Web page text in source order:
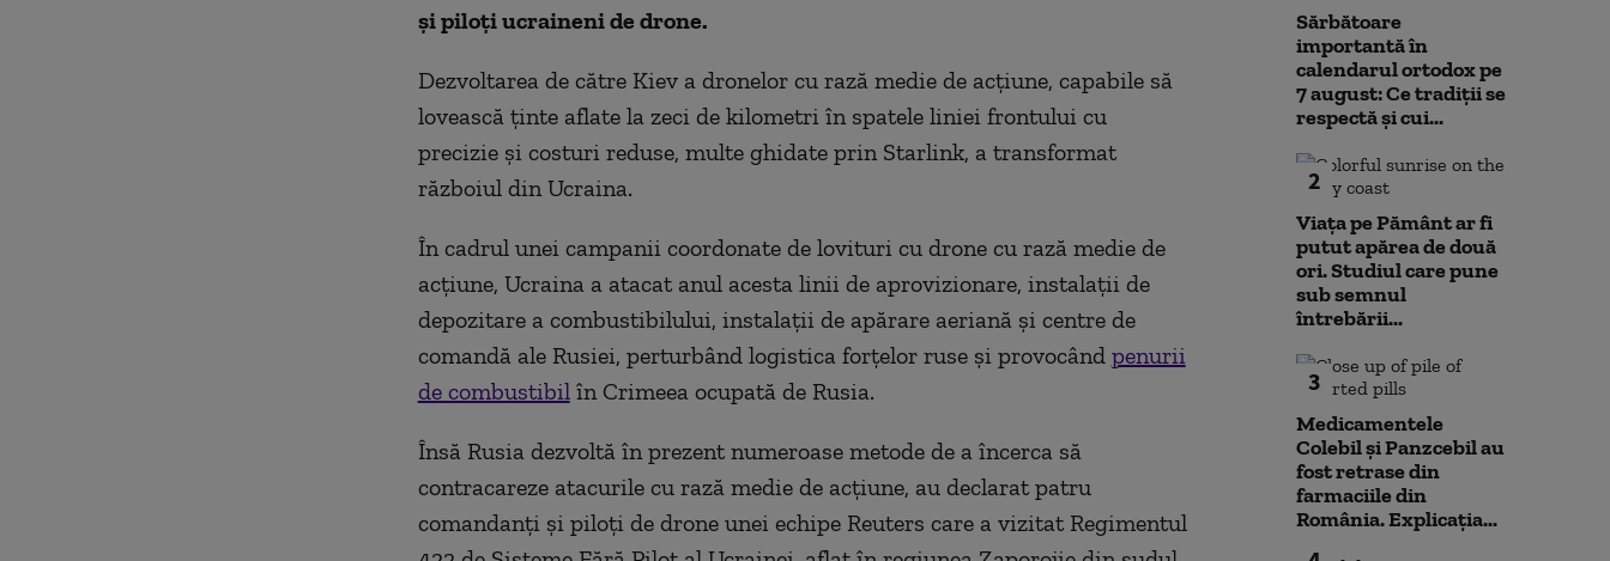
şi piloţi ucraineni de drone.
Dezvoltarea de către Kiev a dronelor cu rază medie de acţiune, capabile să
lovească ţinte aflate la zeci de kilometri în spatele liniei frontului cu
precizie şi costuri reduse, multe ghidate prin Starlink, a transformat
războiul din Ucraina.
În cadrul unei campanii coordonate de lovituri cu drone cu rază medie de
acţiune, Ucraina a atacat anul acesta linii de aprovizionare, instalaţii de
depozitare a combustibilului, instalaţii de apărare aeriană şi centre de
comandă ale Rusiei, perturbând logistica forţelor ruse şi provocând penurii
de combustibilîn Crimeea ocupată de Rusia.
Însă Rusia dezvoltă în prezent numeroase metode de a încerca să
contracareze atacurile cu rază medie de acţiune, au declarat patru
comandanţi şi piloţi de drone unei echipe Reuters care a vizitat Regimentul
Sărbătoare
importantă în
calendarul ortodox pe
7 august: Ce tradiții se
respectă și cui...
2
Viața pe Pământ ar fi
putut apărea de două
ori. Studiul care pune
sub semnul
întrebării...
3
Medicamentele
Colebil și Panzcebil au
fost retrase din
farmaciile din
România. Explicația...